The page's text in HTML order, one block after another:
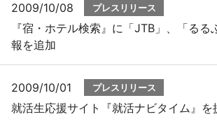
2009/10/08 プレスリリース
『宿・ホテル検索』に「JTB」、「るる
報を追加
2009/10/01 プレスリリース
就活生応援サイト『就活ナビタイム』を